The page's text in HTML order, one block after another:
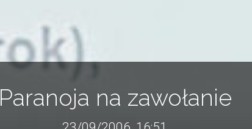
Paranoja na zawołanie